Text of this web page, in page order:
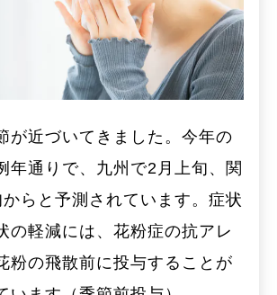
が近づいてきました。今年の
年通りで、九州で2月上旬、関
らと予測されています。症状
の軽減には、花粉症の抗アレ
粉の飛散前に投与することが